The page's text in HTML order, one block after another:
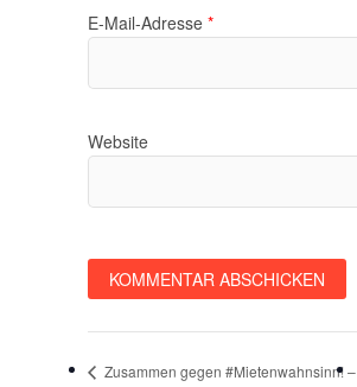
E-Mail-Adresse *
Website
Zusammen gegen #Mietenwahnsinn! –